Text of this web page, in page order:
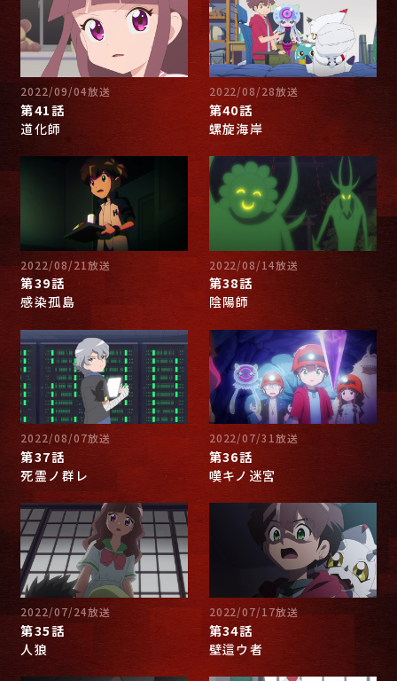
2022/09/04放送
第41話
道化師
2022/08/28放送
第40話
螺旋海岸
2022/08/21放送
第39話
感染孤島
2022/08/14放送
第38話
陰陽師
2022/08/07放送
第37話
死霊ノ群レ
2022/07/31放送
第36話
嘆キノ迷宮
2022/07/24放送
第35話
人狼
2022/07/17放送
第34話
壁這ウ者